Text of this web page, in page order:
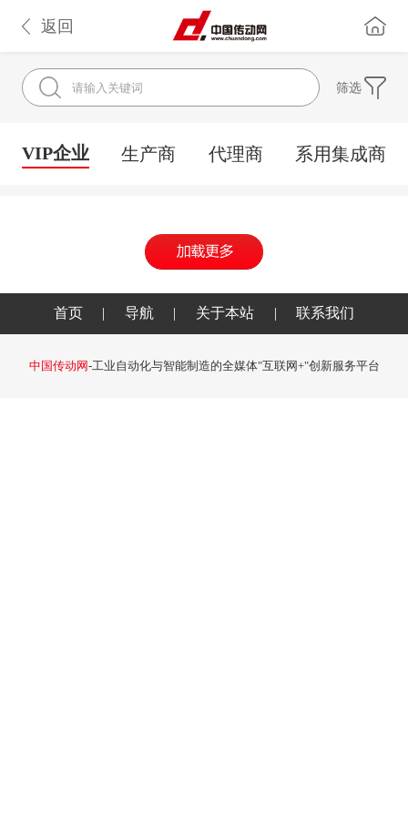
返回
筛选
VIP企业 生产商 代理商 系用集成商
首页 | 导航 | 关于本站 | 联系我们
中国传动网-工业自动化与智能制造的全媒体"互联网+"创新服务平台